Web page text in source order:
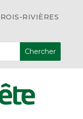
RIVIÈRES